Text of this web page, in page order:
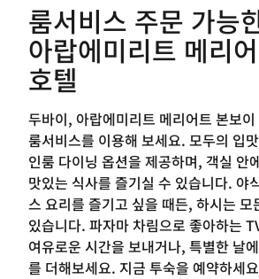
룸서비스 주문 가능
아랍에미리트 메리
호텔
두바이, 아랍에미리트 메리어트 본보
룸서비스를 이용해 보세요. 모두의 입
인룸 다이닝 옵션을 제공하며, 객실 안
맛있는 식사를 즐기실 수 있습니다. 야
스 요리를 즐기고 싶을 때든, 하시는 모
있습니다. 파자마 차림으로 좋아하는
여유로운 시간을 보내거나, 특별한 날
를 더해보세요. 지금 투숙을 예약하세